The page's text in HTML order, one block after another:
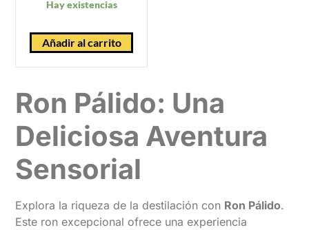
Hay existencias
Añadir al carrito
Ron Pálido: Una
Deliciosa Aventura
Sensorial
Explora la riqueza de la destilación con Ron Pálido.
Este ron excepcional ofrece una experiencia